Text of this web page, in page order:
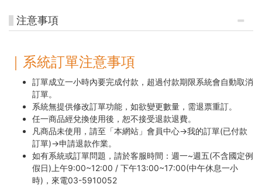
注意事項
｜系統訂單注意事項
訂單成立一小時內要完成付款，超過付款期限系統會自動取消
訂單。
系統無提供修改訂單功能，如欲變更數量，需退票重訂。
任一商品經兌換使用後，恕不接受退款退費。
凡商品未使用，請至「本網站」會員中心→我的訂單(已付款
訂單)→申請退款作業。
如有系統或訂單問題，請於客服時間：週一~週五(不含國定例
假日)上午9:00~12:00 / 下午13:00~17:00(中午休息一小
時)，來電03-5910052